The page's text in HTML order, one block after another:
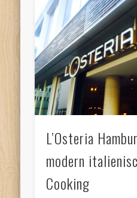
L’Osteria
modern
Cooking